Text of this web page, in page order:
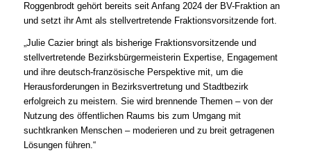
Roggenbrodt gehört bereits seit Anfang 2024 der BV-Fraktion an
und setzt ihr Amt als stellvertretende Fraktionsvorsitzende fort.
„Julie Cazier bringt als bisherige Fraktionsvorsitzende und
stellvertretende Bezirksbürgermeisterin Expertise, Engagement
und ihre deutsch-französische Perspektive mit, um die
Herausforderungen in Bezirksvertretung und Stadtbezirk
erfolgreich zu meistern. Sie wird brennende Themen – von der
Nutzung des öffentlichen Raums bis zum Umgang mit
suchtkranken Menschen – moderieren und zu breit getragenen
Lösungen führen.“